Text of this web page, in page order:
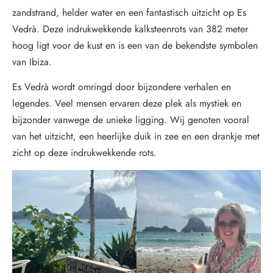
zandstrand, helder water en een fantastisch uitzicht op Es
Vedrà. Deze indrukwekkende kalksteenrots van 382 meter
hoog ligt voor de kust en is een van de bekendste symbolen
van Ibiza.
Es Vedrà wordt omringd door bijzondere verhalen en
legendes. Veel mensen ervaren deze plek als mystiek en
bijzonder vanwege de unieke ligging. Wij genoten vooral
van het uitzicht, een heerlijke duik in zee en een drankje met
zicht op deze indrukwekkende rots.